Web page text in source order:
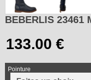
BEBERLIS 23461
Pointure